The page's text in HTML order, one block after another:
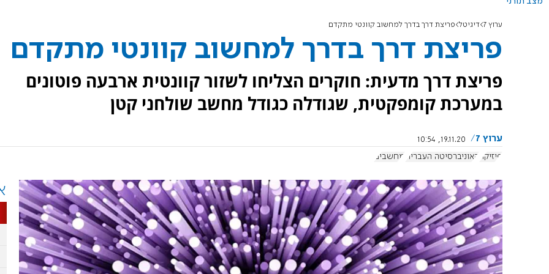
ערוץ 7 דיגיטל פריצת דרך בדרך למחשוב קוונטי מתקדם
פריצת דרך בדרך למחשוב קוונטי מתקדם
פריצת דרך מדעית: חוקרים הצליחו לשזור קוונטית ארבעה פוטונים
במערכת קומפקטית, שגודלה כגודל מחשב שולחני קטן
ערוץ 7
19.11.20, 10:54
פיזיקה
האוניברסיטה העברית מחשבים